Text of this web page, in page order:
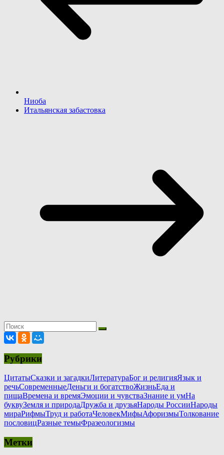
Ниоба
Итальянская забастовка
Рубрики
ЦитатыСказки и загадкиЛитератураБог и религияЯзык и
речьСовременныеДеньги и богатствоЖизньЕда и
пищаВремена и времяЭмоции и чувстваЗнание и умНа
буквуЗемля и природаДружба и друзьяНароды РоссииНароды
мираРифмыТруд и работаЧеловекМифыАфоризмыТолкование
пословицРазные темыФразеологизмы
Метки